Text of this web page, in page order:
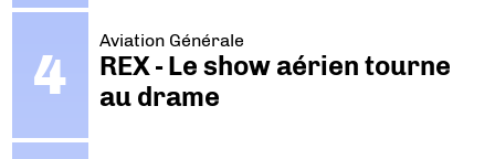
Aviation Générale
REX - Le show aérien tourne
au drame